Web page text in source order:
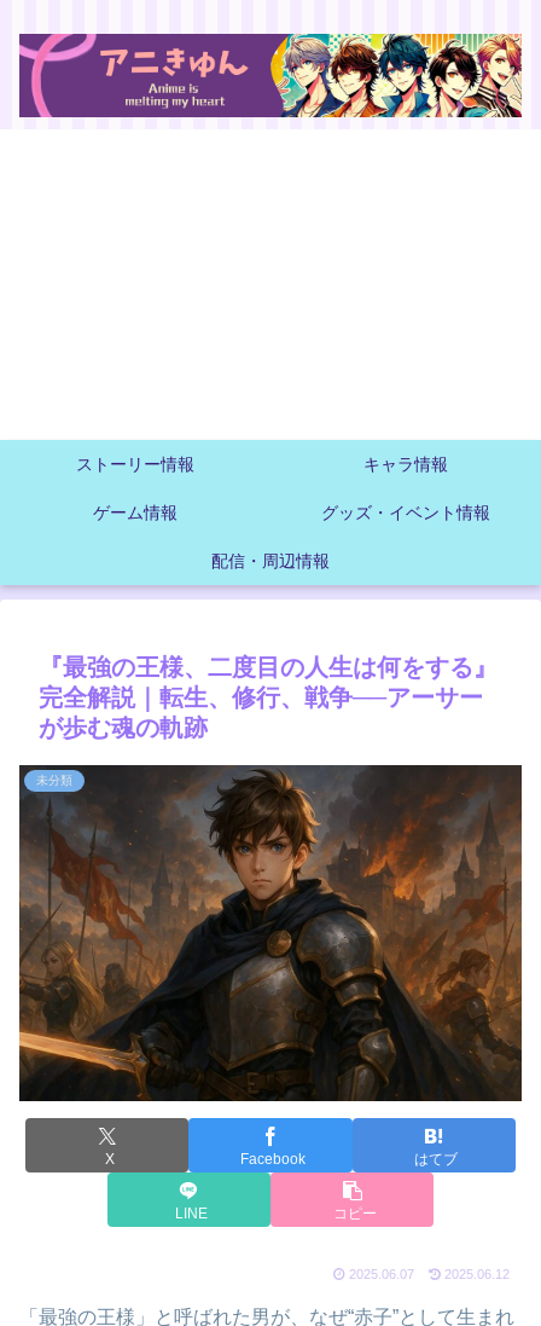
ストーリー情報 キャラ情報
ゲーム情報 グッズ・イベント情報
配信・周辺情報
『最強の王様、二度目の人生は何をする』
完全解説｜転生、修行、戦争──アーサー
が歩む魂の軌跡
未分類
X Facebook はてブ
LINE コピー
2025.06.07 2025.06.12
「最強の王様」と呼ばれた男が、なぜ“赤子”として生まれ